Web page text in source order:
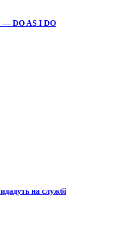
— DO AS I DO
на службі